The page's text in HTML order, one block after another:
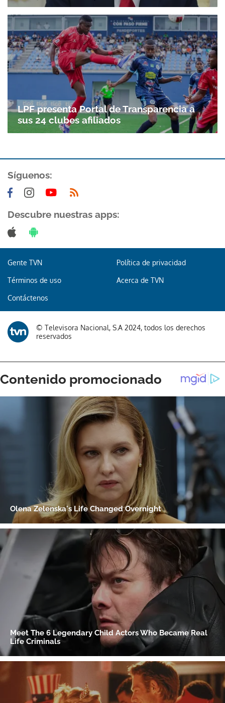
LPF presenta Portal de Transparencia a
sus 24 clubes afiliados
Síguenos:
Descubre nuestras apps:
Gente TVN Política de privacidad
Términos de uso Acerca de TVN
Contáctenos
© Televisora Nacional, S.A 2024, todos los derechos
reservados